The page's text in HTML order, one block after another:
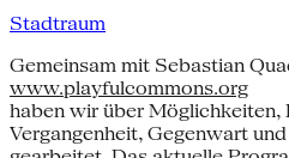
Stadtraum
Gemeinsam mit Sebastian
www.playfulcommons.org
haben wir über Möglichkeiten,
Vergangenheit, Gegenwart